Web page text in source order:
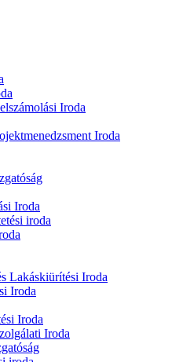
Iroda
Iroda
Iroda
iroda
Lakáskiürítési Iroda
Iroda
Iroda
Iroda